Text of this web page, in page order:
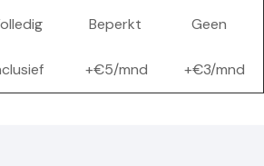
Beperkt
Geen
+€5/mnd +€3/mnd